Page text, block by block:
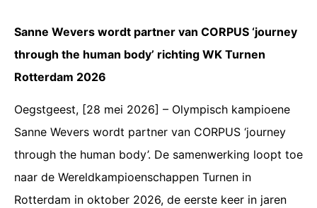
Sanne Wevers wordt partner van CORPUS ‘journey
through the human body’ richting WK Turnen
Rotterdam 2026
Oegstgeest, [28 mei 2026] – Olympisch kampioene
Sanne Wevers wordt partner van CORPUS ‘journey
through the human body’. De samenwerking loopt toe
naar de Wereldkampioenschappen Turnen in
Rotterdam in oktober 2026, de eerste keer in jaren